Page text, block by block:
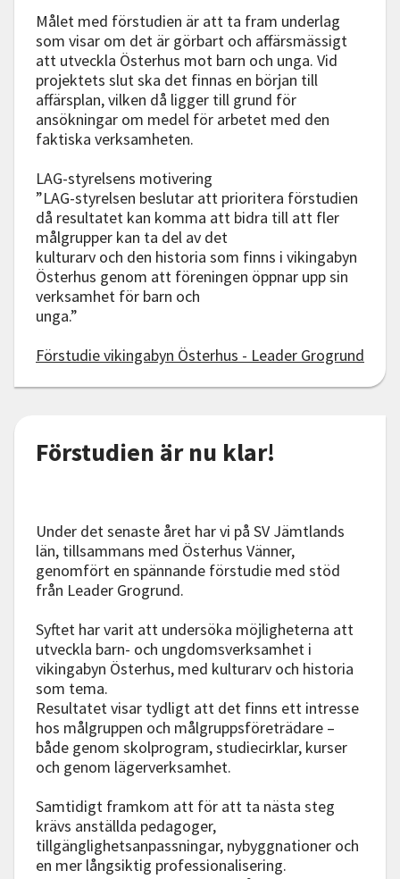
Målet med förstudien är att ta fram underlag
som visar om det är görbart och affärsmässigt
att utveckla Österhus mot barn och unga. Vid
projektets slut ska det finnas en början till
affärsplan, vilken då ligger till grund för
ansökningar om medel för arbetet med den
faktiska verksamheten.
LAG-styrelsens motivering
”LAG-styrelsen beslutar att prioritera förstudien
då resultatet kan komma att bidra till att fler
målgrupper kan ta del av det
kulturarv och den historia som finns i vikingabyn
Österhus genom att föreningen öppnar upp sin
verksamhet för barn och
unga.”
Förstudie vikingabyn Österhus - Leader Grogrund
Förstudien är nu klar!
Under det senaste året har vi på SV Jämtlands
län, tillsammans med Österhus Vänner,
genomfört en spännande förstudie med stöd
från Leader Grogrund.
Syftet har varit att undersöka möjligheterna att
utveckla barn- och ungdomsverksamhet i
vikingabyn Österhus, med kulturarv och historia
som tema.
Resultatet visar tydligt att det finns ett intresse
hos målgruppen och målgruppsföreträdare –
både genom skolprogram, studiecirklar, kurser
och genom lägerverksamhet.
Samtidigt framkom att för att ta nästa steg
krävs anställda pedagoger,
tillgänglighetsanpassningar, nybyggnationer och
en mer långsiktig professionalisering.